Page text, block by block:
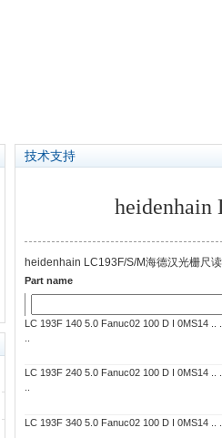
技术支持
heidenhain LC193F/S/M海德汉光栅尺
Part name
LC 193F 140 5.0 Fanuc02 100 D I 0MS14 ..
LC 193F 240 5.0 Fanuc02 100 D I 0MS14 ..
LC 193F 340 5.0 Fanuc02 100 D I 0MS14 ..